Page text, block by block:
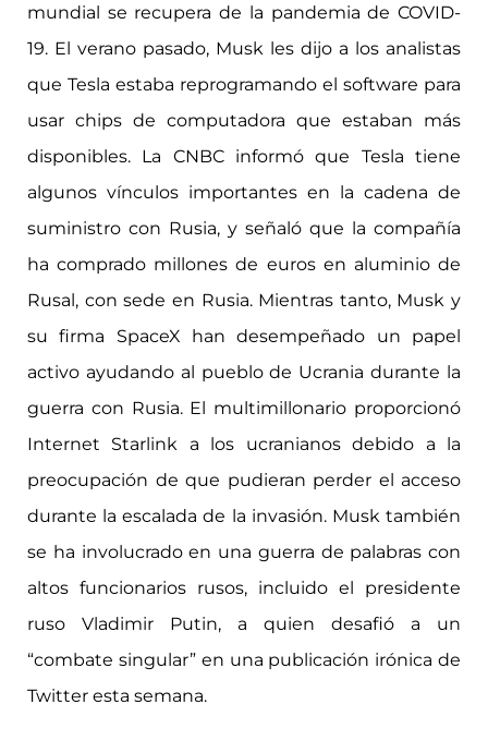
mundial se recupera de la pandemia de COVID-
19. El verano pasado, Musk les dijo a los analistas
que Tesla estaba reprogramando el software para
usar chips de computadora que estaban más
disponibles. La CNBC informó que Tesla tiene
algunos vínculos importantes en la cadena de
suministro con Rusia, y señaló que la compañía
ha comprado millones de euros en aluminio de
Rusal, con sede en Rusia. Mientras tanto, Musk y
su firma SpaceX han desempeñado un papel
activo ayudando al pueblo de Ucrania durante la
guerra con Rusia. El multimillonario proporcionó
Internet Starlink a los ucranianos debido a la
preocupación de que pudieran perder el acceso
durante la escalada de la invasión. Musk también
se ha involucrado en una guerra de palabras con
altos funcionarios rusos, incluido el presidente
ruso Vladimir Putin, a quien desafió a un
“combate singular”en una publicación irónica de
Twitter esta semana.